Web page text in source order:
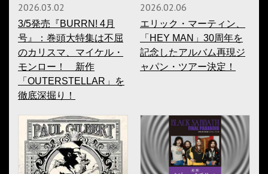
2026.03.02
3/5発売『BURRN! 4月
号』：巻頭大特集は不屈
のカリスマ、マイケル・
モンロー！ 新作
「OUTERSTELLAR」を
徹底深掘り！
2026.02.06
エリック・マーティン、
「HEY MAN」30周年を
記念したアルバム再現ジ
ャパン・ツアー決定！